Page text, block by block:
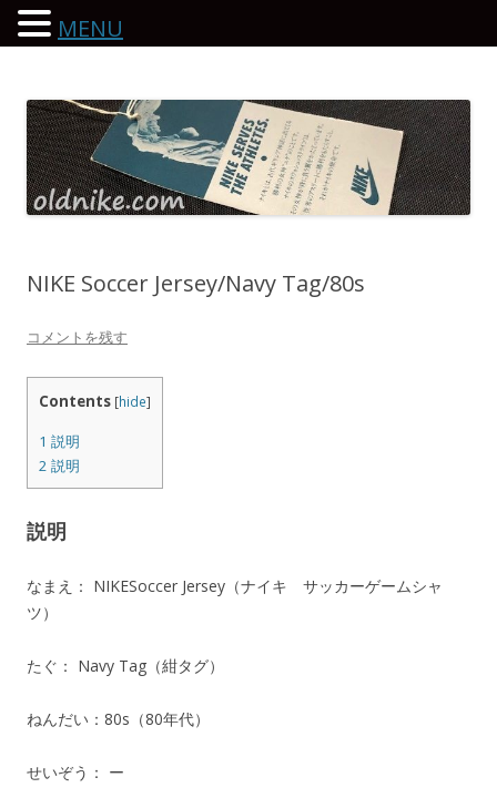
NIKE Soccer Jersey/Navy Tag/80s
コメントを残す
Contents [hide]
1 説明
2 説明
説明
なまえ： NIKESoccer Jersey（ナイキ サッカーゲームシャ
ツ）
たぐ： Navy Tag（紺タグ）
ねんだい：80s（80年代）
せいぞう： ー
MENU